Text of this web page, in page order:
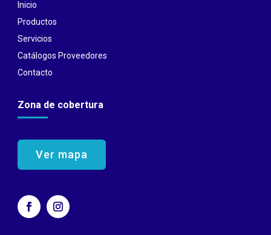
Inicio
Productos
Servicios
Catálogos Proveedores
Contacto
Zona de cobertura
Ver mapa